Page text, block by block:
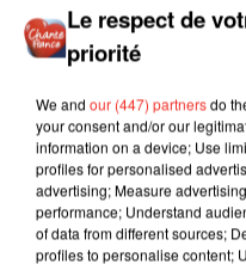
Le respect de
priorité
We and our (447) partnersdo
your consent and/or our
information on a device; Use
profiles for personalised
advertising; Measure
performance; Understand
of data from different sources;
profiles to personalise content;